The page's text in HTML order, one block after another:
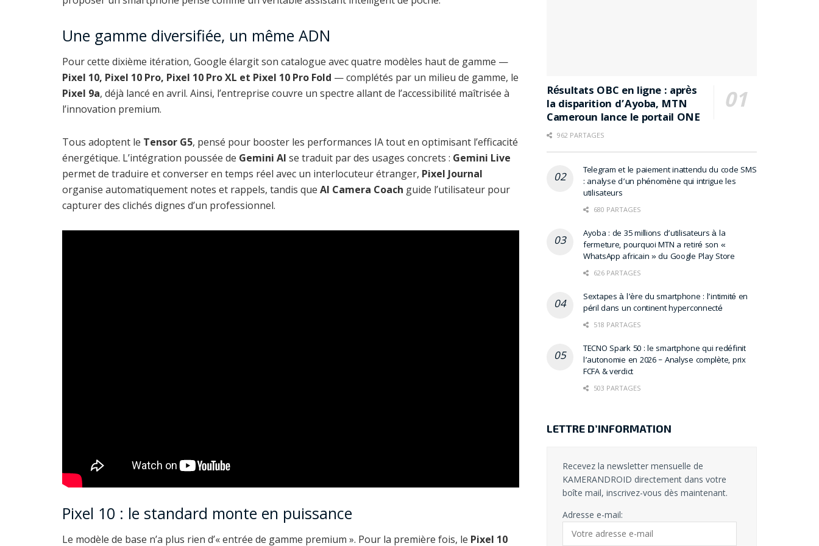
Une gamme diversifiée, un même ADN
Pour cette dixième itération, Google élargit son catalogue avec quatre modèles haut de gamme —
Pixel 10, Pixel 10 Pro, Pixel 10 Pro XL et Pixel 10 Pro Fold — complétés par un milieu de gamme, le
Pixel 9a, déjà lancé en avril. Ainsi, l’entreprise couvre un spectre allant de l’accessibilité maîtrisée à
l’innovation premium.
Tous adoptent le Tensor G5, pensé pour booster les performances IA tout en optimisant l’efficacité
énergétique. L’intégration poussée de Gemini AI se traduit par des usages concrets : Gemini Live
permet de traduire et converser en temps réel avec un interlocuteur étranger, Pixel Journal
organise automatiquement notes et rappels, tandis que AI Camera Coach guide l’utilisateur pour
capturer des clichés dignes d’un professionnel.
Pixel 10 : le standard monte en puissance
Le modèle de base n’a plus rien d’« entrée de gamme premium ». Pour la première fois, le Pixel 10
Résultats OBC en ligne : après
la disparition d’Ayoba, MTN
Cameroun lance le portail ONE
962 PARTAGES
Telegram et le paiement inattendu du code SMS
: analyse d’un phénomène qui intrigue les
utilisateurs
680 PARTAGES
Ayoba : de 35 millions d’utilisateurs à la
fermeture, pourquoi MTN a retiré son «
WhatsApp africain » du Google Play Store
626 PARTAGES
Sextapes à l’ère du smartphone : l’intimité en
péril dans un continent hyperconnecté
518 PARTAGES
TECNO Spark 50 : le smartphone qui redéfinit
l’autonomie en 2026 – Analyse complète, prix
FCFA & verdict
503 PARTAGES
LETTRE D’INFORMATION
Recevez la newsletter mensuelle de
KAMERANDROID directement dans votre
boîte mail, inscrivez-vous dès maintenant.
Adresse e-mail: